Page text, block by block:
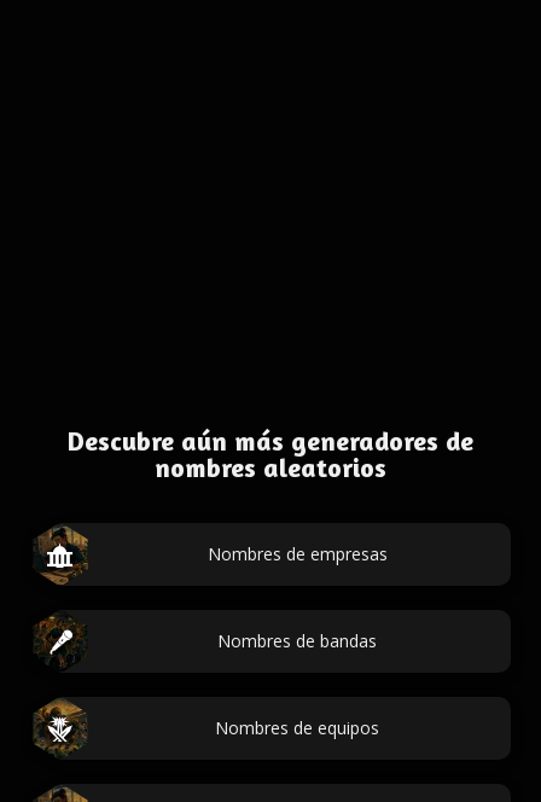
Descubre aún más generadores de
nombres aleatorios
Nombres de empresas
Nombres de bandas
Nombres de equipos